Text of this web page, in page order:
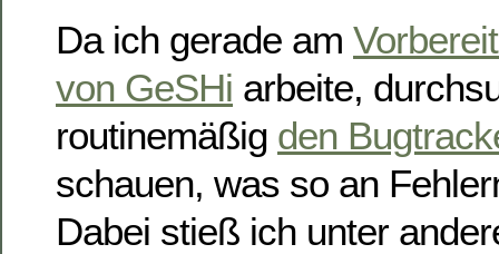
Da ich gerade am
von GeSHi arbeite,
routinemäßig den
schauen, was so an
Dabei stieß ich unter